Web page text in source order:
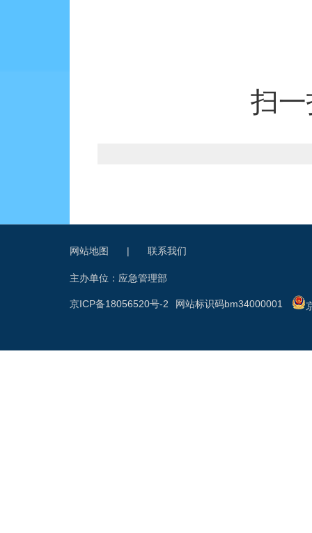
扫
网站地图 | 联系我们
主办单位：应急管理部
网站标识码bm34000001
京ICP备18056520号-2